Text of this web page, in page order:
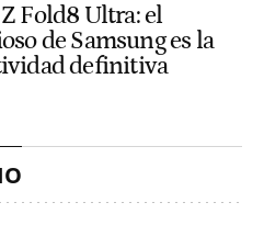
Fold8 Ultra: el
de Samsung es la
definitiva